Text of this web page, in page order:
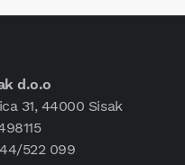
d.o.o
31, 44000 Sisak
522 099